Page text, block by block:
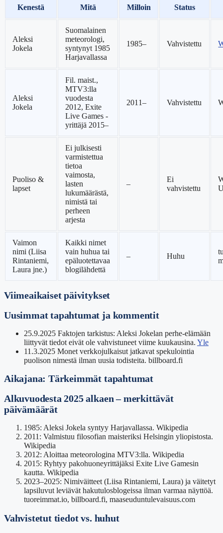
Kenestä Mitä Milloin Status
Aleksi
Jokela
Suomalainen
meteorologi,
syntynyt 1985
Harjavallassa
1985– Vahvistettu
Aleksi
Jokela
Fil. maist.,
MTV3:lla
vuodesta
2012, Exite
Live Games -
yrittäjä 2015–
2011– Vahvistettu
Puoliso &
lapset
Ei julkisesti
varmistettua
tietoa
vaimosta,
lasten
lukumäärästä,
nimistä tai
perheen
arjesta
–
Ei
vahvistettu
Vaimon
nimi (Liisa
Rintaniemi,
Laura jne.)
Kaikki nimet
vain huhua tai
epäluotettavaa
blogilähdettä
– Huhu
Viimeaikaiset päivitykset
Uusimmat tapahtumat ja kommentit
25.9.2025 Faktojen tarkistus: Aleksi Jokelan perhe-elämään
liittyvät tiedot eivät ole vahvistuneet viime kuukausina. Yle
11.3.2025 Monet verkkojulkaisut jatkavat spekulointia
puolison nimestä ilman uusia todisteita. billboard.fi
Aikajana: Tärkeimmät tapahtumat
Alkuvuodesta 2025 alkaen – merkittävät
päivämäärät
1985: Aleksi Jokela syntyy Harjavallassa. Wikipedia
2011: Valmistuu filosofian maisteriksi Helsingin yliopistosta.
Wikipedia
2012: Aloittaa meteorologina MTV3:lla. Wikipedia
2015: Ryhtyy pakohuoneyrittäjäksi Exite Live Gamesin
kautta. Wikipedia
2023–2025: Nimiväitteet (Liisa Rintaniemi, Laura) ja väitetyt
lapsiluvut leviävät hakutulosblogeissa ilman varmaa näyttöä.
tuoreimmat.io, billboard.fi, maaseuduntulevaisuus.com
Vahvistetut tiedot vs. huhut